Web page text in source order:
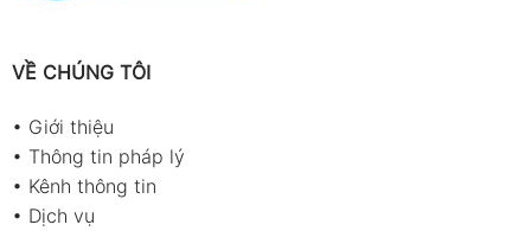
VỀ CHÚNG TÔI
• Giới thiệu
• Thông tin pháp lý
• Kênh thông tin
• Dịch vụ